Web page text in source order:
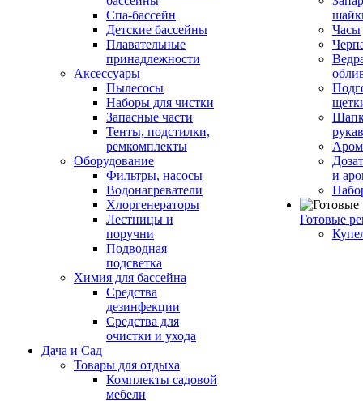
Спа-бассейн
Детские бассейны
Плавательные
принадлежности
Аксессуары
Пылесосы
Наборы для чистки
Запасные части
Тенты, подстилки,
ремкомплекты
Оборудование
Фильтры, насосы
Водонагреватели
Хлоргенераторы
Лестницы и
поручни
Подводная
подсветка
Химия для бассейна
Средства
дезинфекции
Средства для
очистки и ухода
Дача и Сад
Товары для отдыха
Комплекты садовой
мебели
Часы
и
Готовые